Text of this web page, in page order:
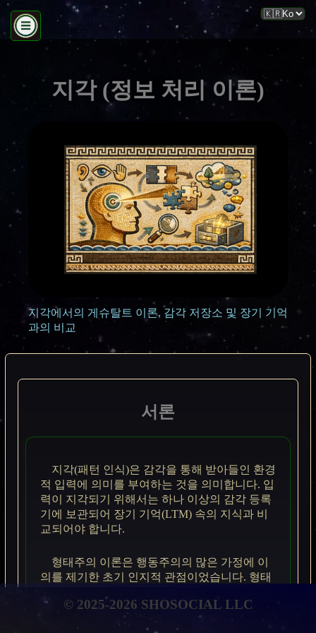
지각 (정보 처리 이론)
지각에서의 게슈탈트 이론, 감각 저장소 및 장기 기억
과의 비교
서론
지각(패턴 인식)은 감각을 통해 받아들인 환경
적 입력에 의미를 부여하는 것을 의미합니다. 입
력이 지각되기 위해서는 하나 이상의 감각 등록
기에 보관되어 장기 기억(LTM) 속의 지식과 비
교되어야 합니다.
형태주의 이론은 행동주의의 많은 가정에 이
의를 제기한 초기 인지적 관점이었습니다. 형태
재의 지각 및 학습 개념에서 발견되는 중요한 원
칙을 제공했습니다. 이 이론을 다음에 설명하고,
© 2025-2026 SHOSOCIAL LLC